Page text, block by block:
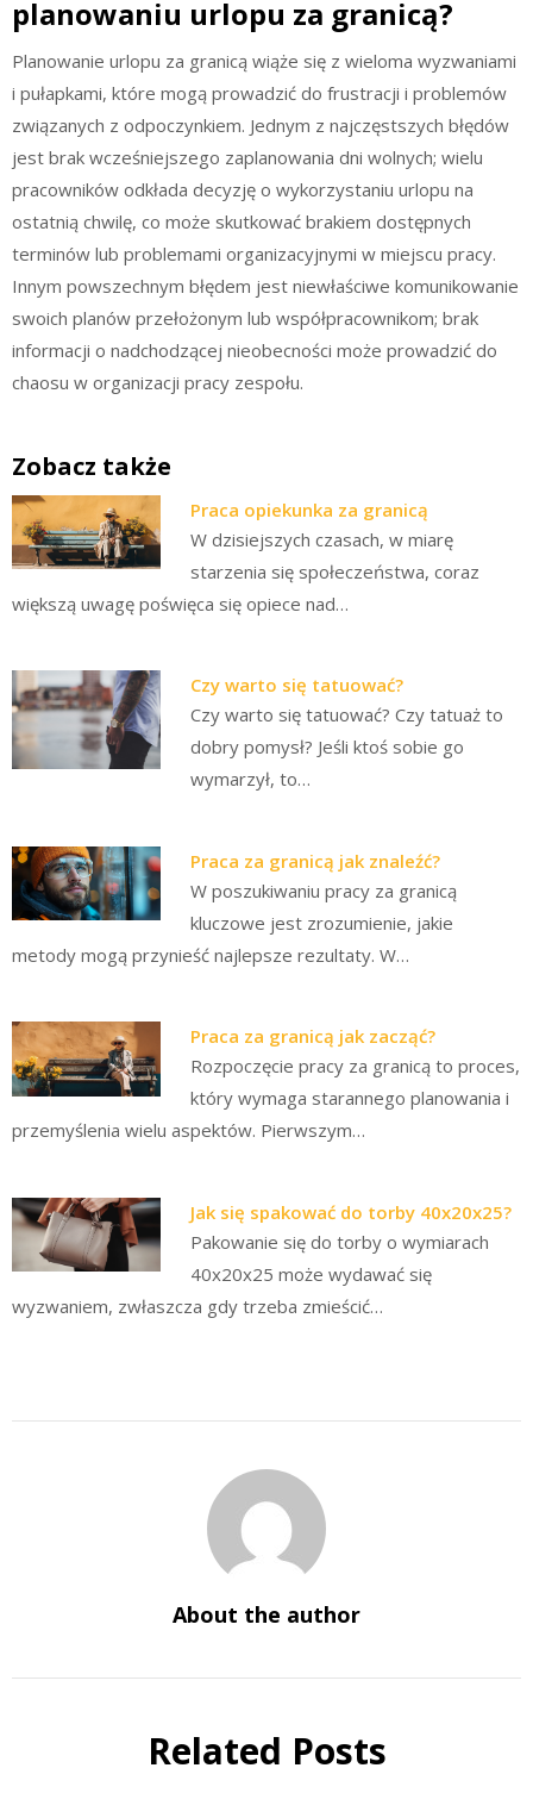
planowaniu urlopu za granicą?
Planowanie urlopu za granicą wiąże się z wieloma wyzwaniami
i pułapkami, które mogą prowadzić do frustracji i problemów
związanych z odpoczynkiem. Jednym z najczęstszych błędów
jest brak wcześniejszego zaplanowania dni wolnych; wielu
pracowników odkłada decyzję o wykorzystaniu urlopu na
ostatnią chwilę, co może skutkować brakiem dostępnych
terminów lub problemami organizacyjnymi w miejscu pracy.
Innym powszechnym błędem jest niewłaściwe komunikowanie
swoich planów przełożonym lub współpracownikom; brak
informacji o nadchodzącej nieobecności może prowadzić do
chaosu w organizacji pracy zespołu.
Zobacz także
Praca opiekunka za granicą
W dzisiejszych czasach, w miarę
starzenia się społeczeństwa, coraz
większą uwagę poświęca się opiece nad…
Czy warto się tatuować?
Czy warto się tatuować? Czy tatuaż to
dobry pomysł? Jeśli ktoś sobie go
wymarzył, to…
Praca za granicą jak znaleźć?
W poszukiwaniu pracy za granicą
kluczowe jest zrozumienie, jakie
metody mogą przynieść najlepsze rezultaty. W…
Praca za granicą jak zacząć?
Rozpoczęcie pracy za granicą to proces,
który wymaga starannego planowania i
przemyślenia wielu aspektów. Pierwszym…
Jak się spakować do torby 40x20x25?
Pakowanie się do torby o wymiarach
40x20x25 może wydawać się
wyzwaniem, zwłaszcza gdy trzeba zmieścić…
About the author
Related Posts